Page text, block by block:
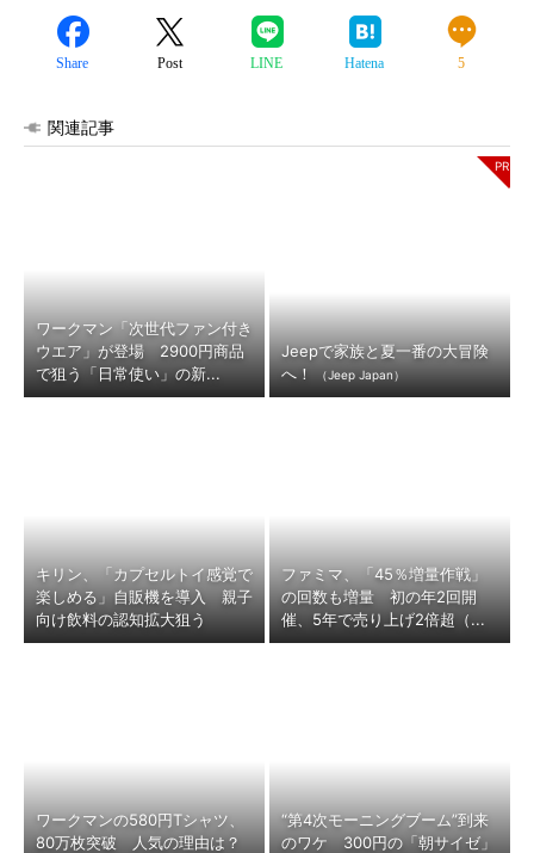
Share Post LINE Hatena 5
関連記事
ワークマン「次世代ファン付き
ウエア」が登場 2900円商品
で狙う「日常使い」の新...
Jeepで家族と夏一番の大冒険
へ！
（Jeep Japan）
キリン、「カプセルトイ感覚で
楽しめる」自販機を導入 親子
向け飲料の認知拡大狙う
ファミマ、「45％増量作戦」
の回数も増量 初の年2回開
催、5年で売り上げ2倍超（...
ワークマンの580円Tシャツ、
80万枚突破 人気の理由は？
“第4次モーニングブーム”到来
のワケ 300円の「朝サイゼ」